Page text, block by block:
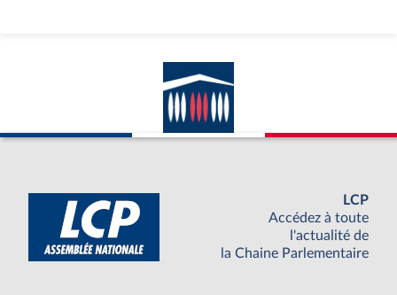
LCP
Accédez à toute
l'actualité de
la Chaine Parlementaire